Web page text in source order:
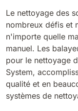
E81
Autolaveuses
Voir tous
Bull
Le nettoyage des
nombreux défis et
n'importe quelle
manuel. Les
pour le nettoyage
System,
qualité et en
systèmes de